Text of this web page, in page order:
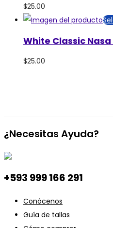
$25.00
White Classic Nasa
$25.00
¿Necesitas Ayuda?
+593 999 166 291
Conócenos
Guía de tallas